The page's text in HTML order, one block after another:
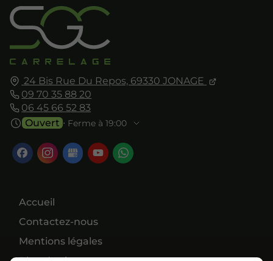
24 Bis Rue Du Repos, 69330 JONAGE
09 70 35 88 20
06 45 66 52 83
Ouvert ⋅ Ferme à 19:00
Accueil
Contactez-nous
Mentions légales